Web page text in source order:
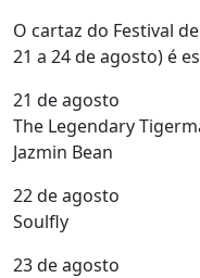
O cartaz do Festival
21 a 24 de agosto) é
21 de agosto
The Legendary
Jazmin Bean
22 de agosto
Soulfly
23 de agosto